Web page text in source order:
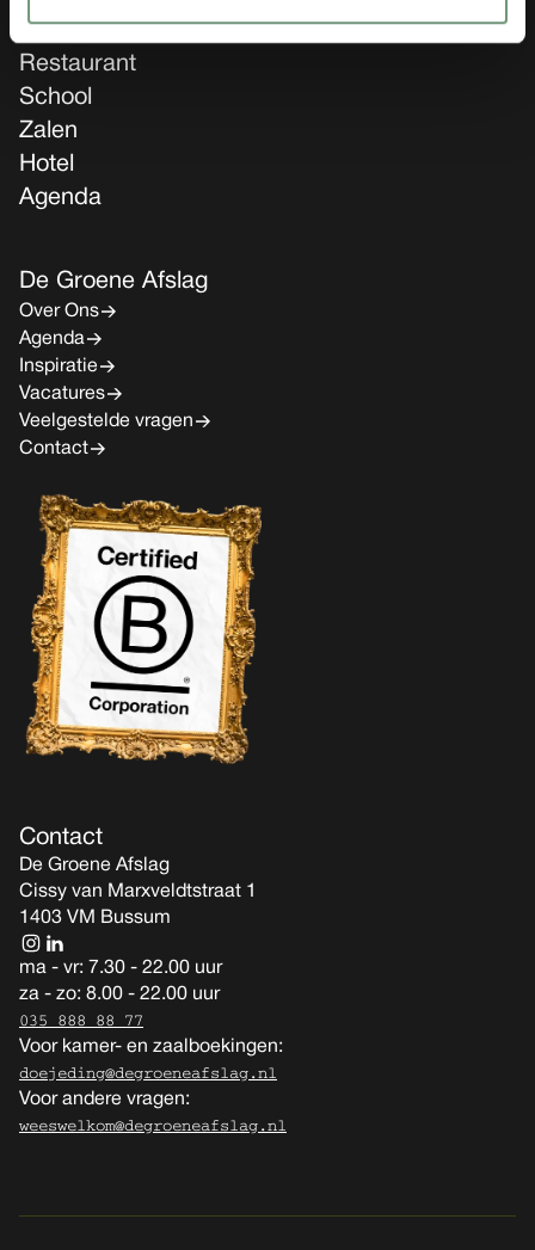
Home
Restaurant
School
Zalen
Hotel
Agenda
De Groene Afslag
Over Ons
Agenda
Inspiratie
Vacatures
Veelgestelde vragen
Contact
Contact
De Groene Afslag
Cissy van Marxveldtstraat 1
1403 VM Bussum
ma - vr: 7.30 - 22.00 uur
za - zo: 8.00 - 22.00 uur
035 888 88 77
Voor kamer- en zaalboekingen:
doejeding@degroeneafslag.nl
Voor andere vragen:
weeswelkom@degroeneafslag.nl